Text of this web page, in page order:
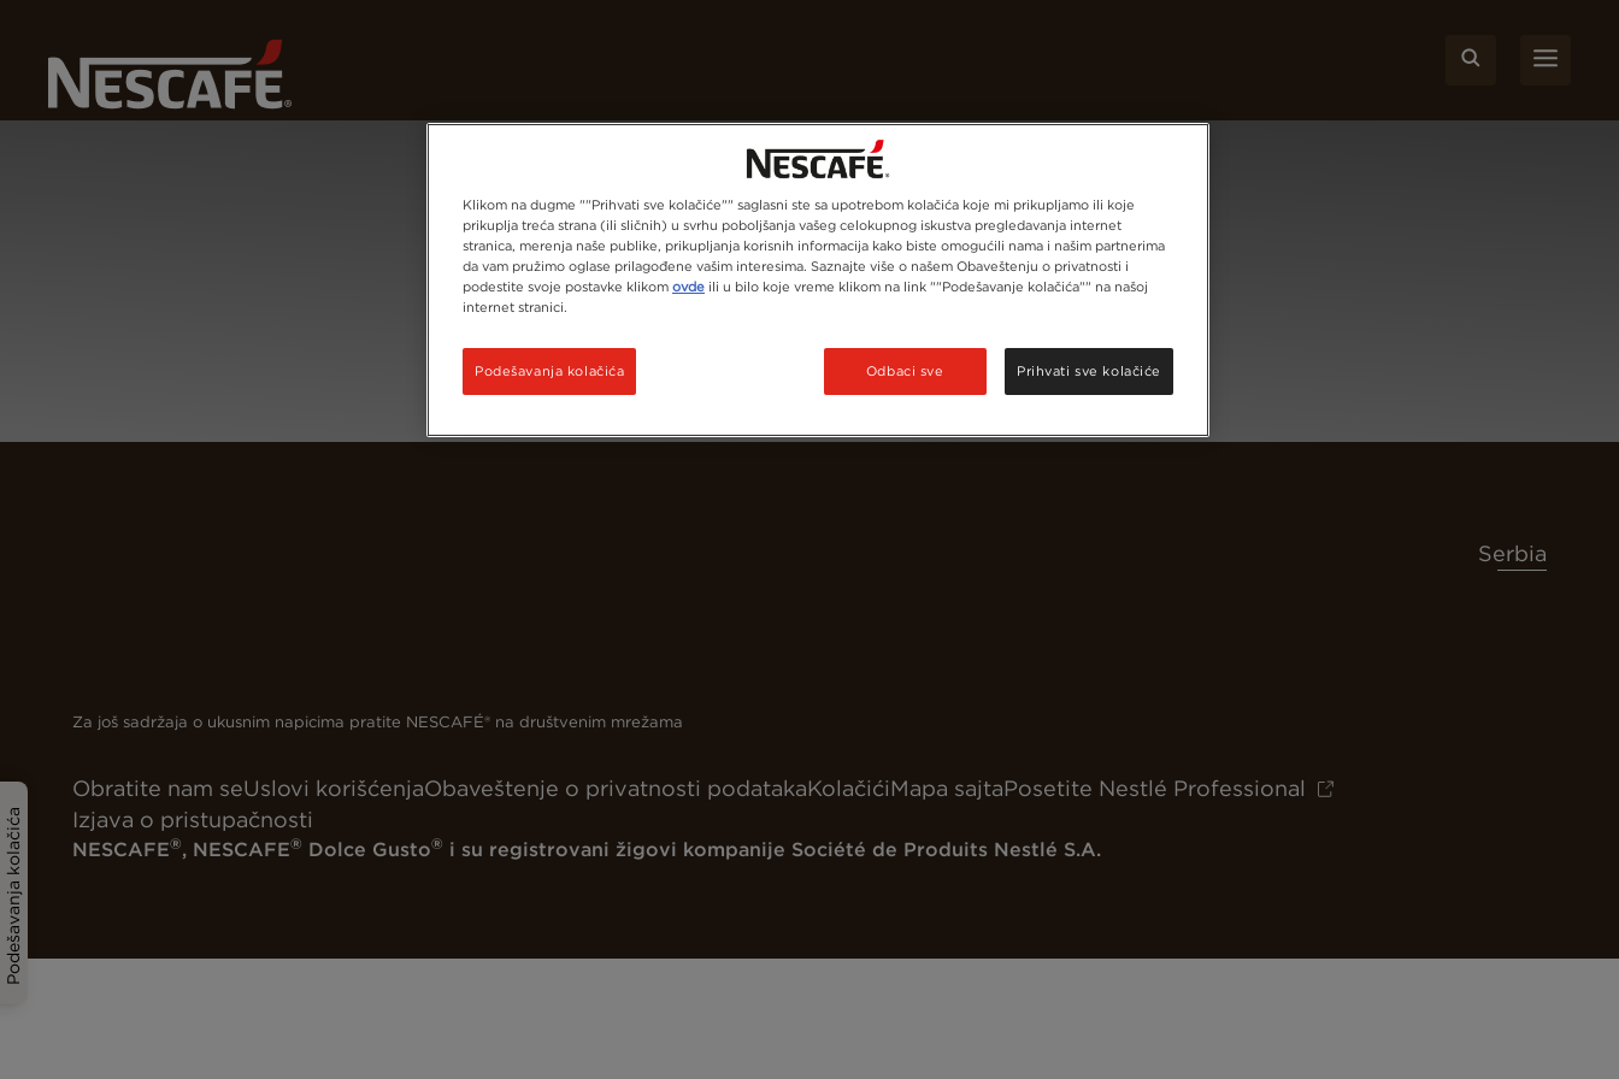
Podešavanja kolačića
Serbia
Za još sadržaja o ukusnim napicima pratite NESCAFÉ® na društvenim mrežama
Obratite nam seUslovi korišćenjaObaveštenje o privatnosti podatakaKolačićiMapa sajtaPosetite Nestlé Professional
Izjava o pristupačnosti
NESCAFE®, NESCAFE® Dolce Gusto® i su registrovani žigovi kompanije Société de Produits Nestlé S.A.
Klikom na dugme ""Prihvati sve kolačiće"" saglasni ste sa upotrebom kolačića koje mi prikupljamo ili koje
prikuplja treća strana (ili sličnih) u svrhu poboljšanja vašeg celokupnog iskustva pregledavanja internet
stranica, merenja naše publike, prikupljanja korisnih informacija kako biste omogućili nama i našim partnerima
da vam pružimo oglase prilagođene vašim interesima. Saznajte više o našem Obaveštenju o privatnosti i
podestite svoje postavke klikom ovde ili u bilo koje vreme klikom na link ""Podešavanje kolačića"" na našoj
internet stranici.
Podešavanja kolačića Odbaci sve Prihvati sve kolačiće